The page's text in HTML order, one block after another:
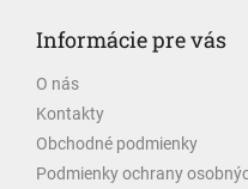
Informácie pre vás
O nás
Kontakty
Obchodné podmienky
Podmienky ochrany